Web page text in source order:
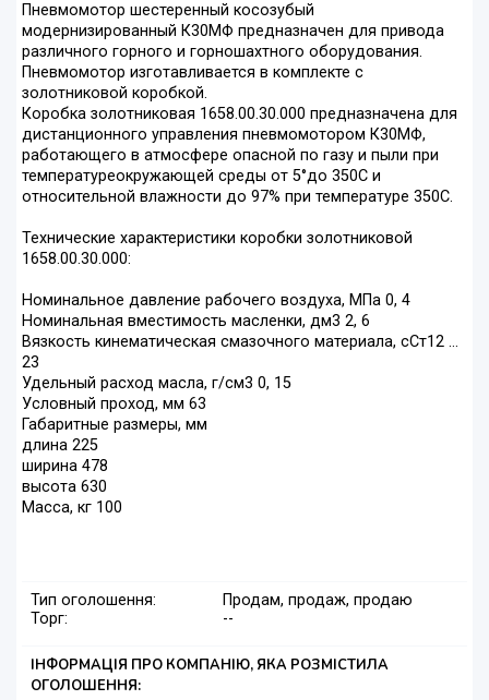
Пневмомотор шестеренный косозубый
модернизированный К30МФ предназначен для привода
различного горного и горношахтного оборудования.
Пневмомотор изготавливается в комплекте с
золотниковой коробкой.
Коробка золотниковая 1658.00.30.000 предназначена для
дистанционного управления пневмомотором К30МФ,
работающего в атмосфере опасной по газу и пыли при
температуреокружающей среды от 5°до 350С и
относительной влажности до 97% при температуре 350С.
Технические характеристики коробки золотниковой
1658.00.30.000:
Номинальное давление рабочего воздуха, МПа 0, 4
Номинальная вместимость масленки, дм3 2, 6
Вязкость кинематическая смазочного материала, сСт12 …
23
Удельный расход масла, г/см3 0, 15
Условный проход, мм 63
Габаритные размеры, мм
длина 225
ширина 478
высота 630
Масса, кг 100
Тип оголошення:
Продам, продаж, продаю
Торг:
--
ІНФОРМАЦІЯ ПРО КОМПАНІЮ, ЯКА РОЗМІСТИЛА
ОГОЛОШЕННЯ: